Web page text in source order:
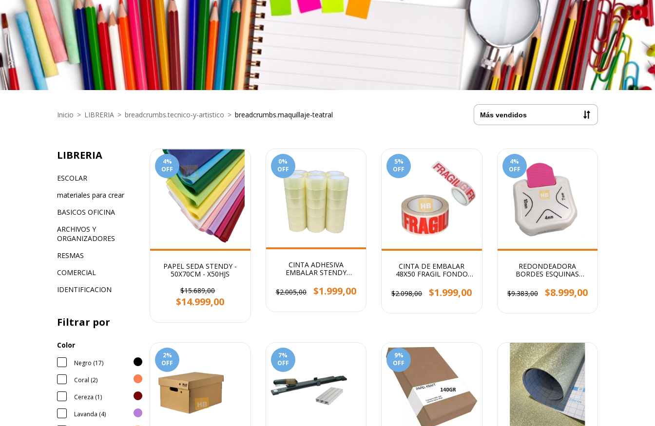
Inicio > LIBRERIA > breadcrumbs.tecnico-y-artistico > breadcrumbs.maquillaje-teatral
LIBRERIA
ESCOLAR
materiales para crear
BASICOS OFICINA
ARCHIVOS Y
ORGANIZADORES
RESMAS
COMERCIAL
IDENTIFICACION
Filtrar por
Color
Negro (17)
Coral (2)
Cereza (1)
Lavanda (4)
4%
OFF
PAPEL SEDA STENDY -
50X70CM - X50HJS
$15.689,00
$14.999,00
0%
OFF
CINTA ADHESIVA
EMBALAR STENDY
$2.005,00
$1.999,00
5%
OFF
CINTA DE EMBALAR
48X50 FRAGIL FONDO
$2.098,00
$1.999,00
4%
OFF
REDONDEADORA
BORDES ESQUINAS
CALIDAD
$9.383,00 $8.999,00
2%
OFF
7%
OFF
9%
OFF